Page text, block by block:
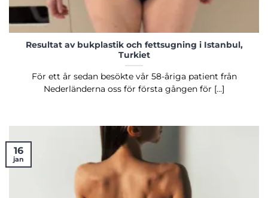
Resultat av bukplastik och fettsugning i Istanbul,
Turkiet
För ett år sedan besökte vår 58-åriga patient från
Nederländerna oss för första gången för [...]
16
jan